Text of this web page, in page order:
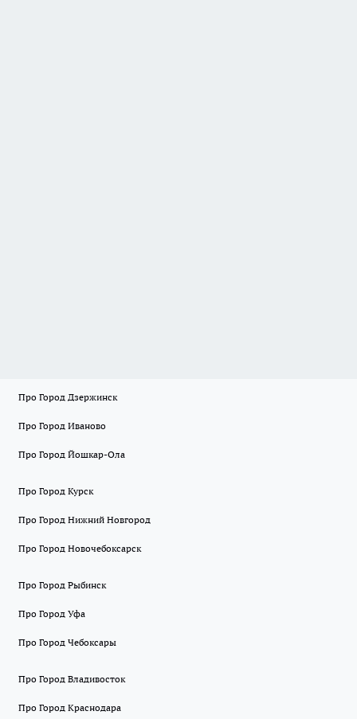
Про Город Дзержинск
Про Город Иваново
Про Город Йошкар-Ола
Про Город Курск
Про Город Нижний Новгород
Про Город Новочебоксарск
Про Город Рыбинск
Про Город Уфа
Про Город Чебоксары
Про Город Владивосток
Про Город Краснодара